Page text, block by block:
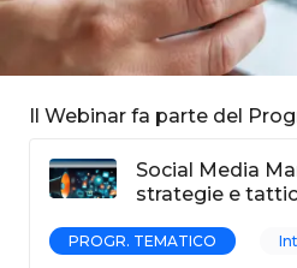
Il Webinar fa parte del
Social Media
strategie e
PROGR. TEMATICO